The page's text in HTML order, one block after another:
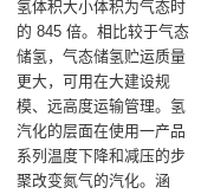
氢体积大小体积为气态时
的 845 倍。相比较于气态
储氢，气态储氢贮运质量
更大，可用在大建设规
模、远高度运输管理。氢
汽化的层面在使用一产品
系列温度下降和减压的步
聚改变氮气的汽化‌。涵